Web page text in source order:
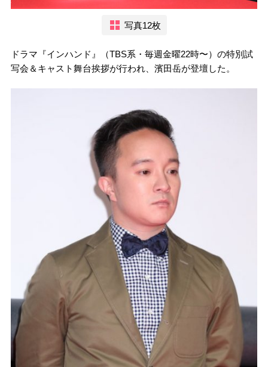
写真12枚
ドラマ『インハンド』（TBS系・毎週金曜22時〜）の特別試
写会＆キャスト舞台挨拶が行われ、濱田岳が登壇した。